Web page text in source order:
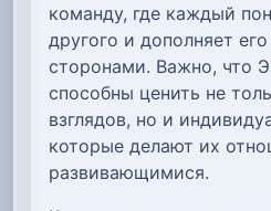
команду, где каждый
другого и дополняет
сторонами. Важно, что
способны ценить не
взглядов, но и
которые делают их
развивающимися.